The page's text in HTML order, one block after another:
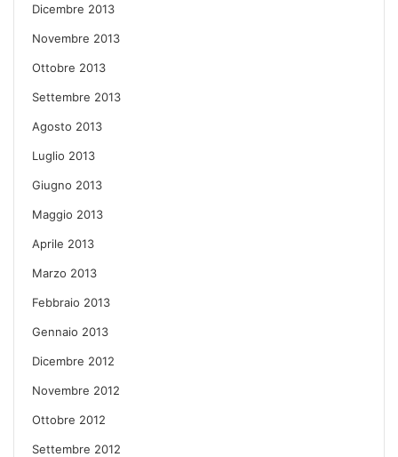
Dicembre 2013
Novembre 2013
Ottobre 2013
Settembre 2013
Agosto 2013
Luglio 2013
Giugno 2013
Maggio 2013
Aprile 2013
Marzo 2013
Febbraio 2013
Gennaio 2013
Dicembre 2012
Novembre 2012
Ottobre 2012
Settembre 2012